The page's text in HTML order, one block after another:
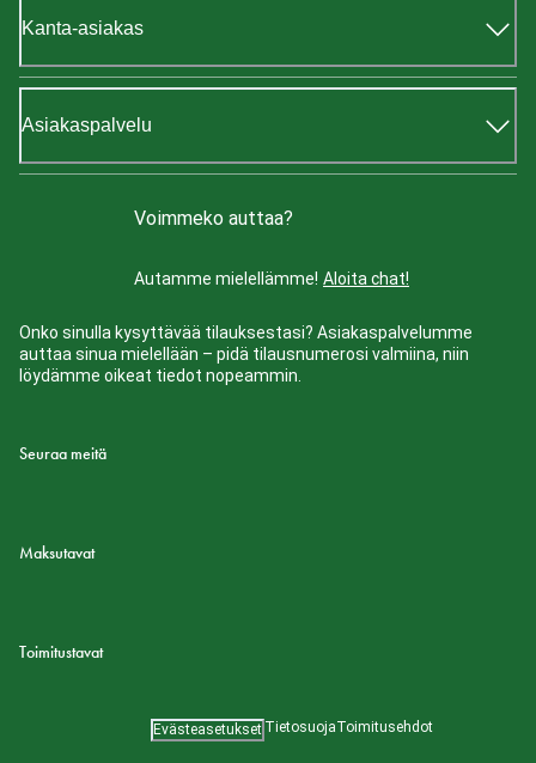
Kanta-asiakas
Asiakaspalvelu
Voimmeko auttaa?
Autamme mielellämme! Aloita chat!
Onko sinulla kysyttävää tilauksestasi? Asiakaspalvelumme
auttaa sinua mielellään – pidä tilausnumerosi valmiina, niin
löydämme oikeat tiedot nopeammin.
Seuraa meitä
Maksutavat
Toimitustavat
Evästeasetukset TietosuojaToimitusehdot